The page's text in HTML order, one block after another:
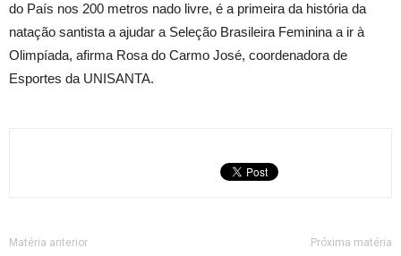
do País nos 200 metros nado livre, é a primeira da história da
natação santista a ajudar a Seleção Brasileira Feminina a ir à
Olimpíada, afirma Rosa do Carmo José, coordenadora de
Esportes da UNISANTA.
Matéria anterior Próxima matéria